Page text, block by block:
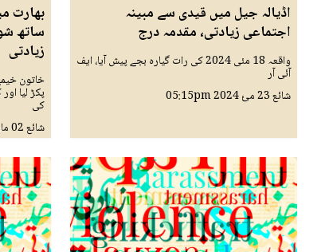
اڈیالہ جیل میں قیدی سے مبینہ
اجتماعی زیادتی، مقدمہ درج
واقعہ 18 مئی 2024 کی رات گیارہ بجے پیش آیا، ایف
آئی آر
شائع23 مئ 2024 05:15pm
بھارت
ساتھ
زیادتی
خاتون
پکڑ لیا
کی
شائع02 مارچ 2024